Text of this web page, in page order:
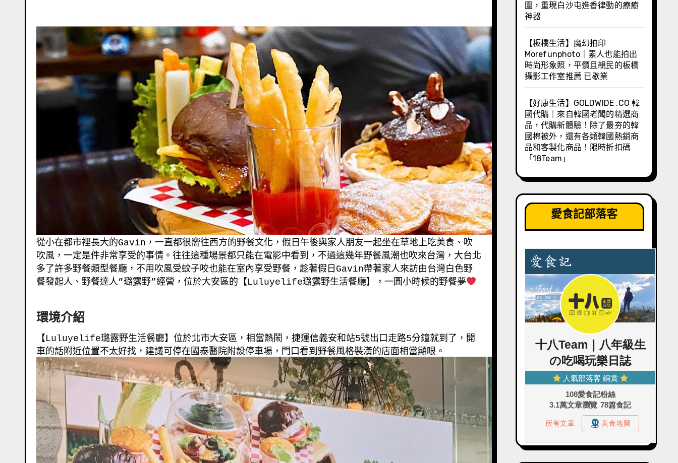
從小在都市裡長大的Gavin ，一直都很嚮往西方的野餐文化，假日午後與家人朋友一起坐在草地上吃美食、吹
吹風，一定是件非常享受的事情。往往這種場景都只能在電影中看到，不過這幾年野餐風潮也吹來台灣，大台北
多了許多野餐類型餐廳，不用吹風受蚊子咬也能在室內享受野餐，趁著假日 Gavin帶著家人來訪由台灣白色野
餐發起人、野餐達人”璐露野”經營，位於大安區的【 Luluyelife璐露野生活餐廳】，一圓小時候的野餐夢
環境介紹
【 Luluyelife璐露野生活餐廳】位於北市大安區，相當熱鬧，捷運信義安和站5號出口走路5分鐘就到了，開
車的話附近位置不太好找，建議可停在國泰醫院附設停車場，門口看到野餐風格裝潢的店面相當顯眼。
圍，重現白沙屯進香律動的療癒
神器
【板橋生活】魔幻拍印
Morefunphoto｜素人也能拍出
時尚形象照，平價且親民的板橋
攝影工作室推薦 已歇業
【好康生活】GOLDWIDE .CO 韓
國代購｜來自韓國老闆的精選商
品，代購新體驗！除了最夯的韓
國棉被外，還有各類韓國熱銷商
品和客製化商品！限時折扣碼
「18Team」
愛食記部落客